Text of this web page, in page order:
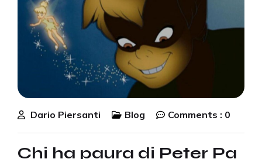
Dario Piersanti Blog Comments : 0
Chi ha paura di Peter Pa